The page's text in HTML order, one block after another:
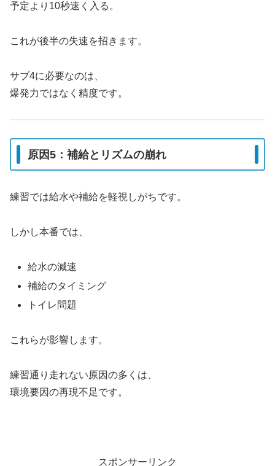
予定より10秒速く入る。
これが後半の失速を招きます。
サブ4に必要なのは、
爆発力ではなく精度です。
原因5：補給とリズムの崩れ
練習では給水や補給を軽視しがちです。
しかし本番では、
給水の減速
補給のタイミング
トイレ問題
これらが影響します。
練習通り走れない原因の多くは、
環境要因の再現不足です。
スポンサーリンク